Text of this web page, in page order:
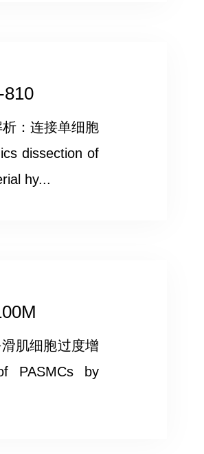
：连接单细胞
dissection of
hy...
肌细胞过度增
PASMCs by